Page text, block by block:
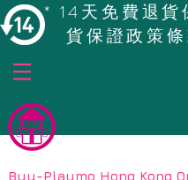
* 14天免費退貨
貨保證政策
©
Buy-Playmo Hong Kong